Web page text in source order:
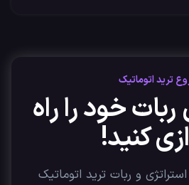
ترید اتوماتیک
خود را راه
کنید!
و ربات ترید اتوماتیک